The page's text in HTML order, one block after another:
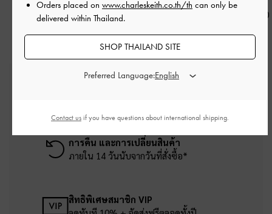
฿990.00
การคืน และการเปลี่ยนสินค้า
ภายใน 14 วันนับจากวันที่สั่งซื้อ*
สิทธิพิเศษสมาชิก VIP
Orders placed on www.charleskeith.co.th/th can only be
delivered within Thailand.
SHOP THAILAND SITE
Preferred Language:
Contact us if you have questions about international shipping.